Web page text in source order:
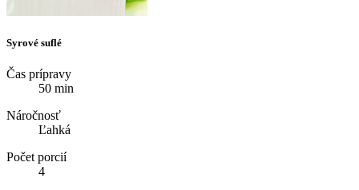
Syrové suflé
Čas prípravy
50 min
Náročnosť
Ľahká
Počet porcií
4